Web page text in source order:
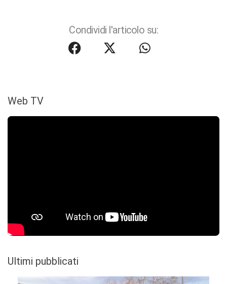
Condividi l'articolo su:
Web TV
Ultimi pubblicati